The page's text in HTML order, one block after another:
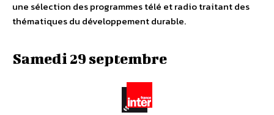
une sélection des programmes télé et radio traitant des
thématiques du développement durable.
Samedi 29 septembre